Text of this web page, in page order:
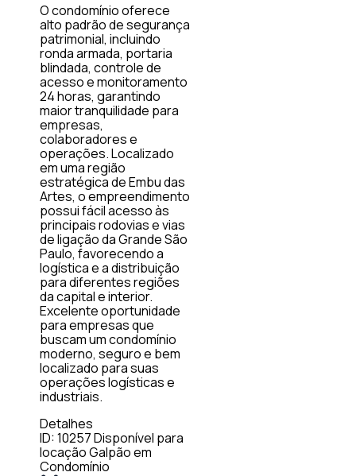
O condomínio oferece
alto padrão de segurança
patrimonial, incluindo
ronda armada, portaria
blindada, controle de
acesso e monitoramento
24 horas, garantindo
maior tranquilidade para
empresas,
colaboradores e
operações. Localizado
em uma região
estratégica de Embu das
Artes, o empreendimento
possui fácil acesso às
principais rodovias e vias
de ligação da Grande São
Paulo, favorecendo a
logística e a distribuição
para diferentes regiões
da capital e interior.
Excelente oportunidade
para empresas que
buscam um condomínio
moderno, seguro e bem
localizado para suas
operações logísticas e
industriais.
Detalhes
ID: 10257Disponível para
locaçãoGalpão em
Condomínio